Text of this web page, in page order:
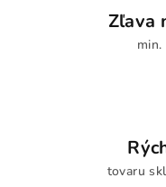
Zľava
tovaru